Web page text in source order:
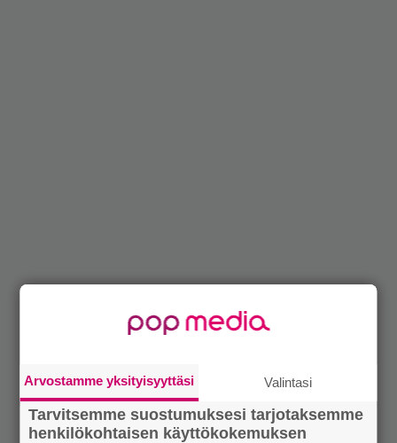
Arvostamme yksityisyyttäsi Valintasi
Tarvitsemme suostumuksesi tarjotaksemme
henkilökohtaisen käyttökokemuksen